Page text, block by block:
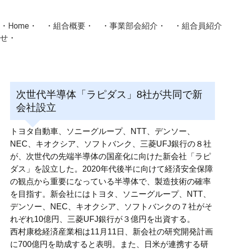
・ Home ・ ・ 組合概要 ・ ・ 事業部会紹介 ・ ・ 組合員紹介
せ ・
協同組合Masters／
国土交通省・経済産業省・農林水産省・厚生労働省 認可
Masters組合員ログイン
次世代半導体「ラピダス」8社が共同で新
会社設立
トヨタ自動車、ソニーグループ、NTT、デンソー、
NEC、キオクシア、ソフトバンク、三菱UFJ銀行の８社
が、次世代の先端半導体の国産化に向けた新会社「ラピ
ダス」を設立した。2020年代後半に向けて経済安全保障
の観点から重要になっている半導体で、製造技術の確率
を目指す。新会社にはトヨタ、ソニーグループ、NTT、
デンソー、NEC、キオクシア、ソフトバンクの７社がそ
れぞれ10億円、三菱UFJ銀行が３億円を出資する。
西村康稔経済産業相は11月11日、新会社の研究開発計画
に700億円を助成すると表明。また、日米が連携する研